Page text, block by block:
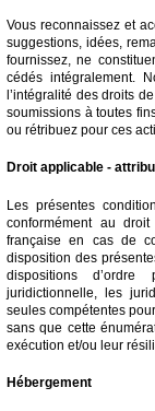
Vous reconnaissez et
suggestions, idées,
fournissez, ne
cédés intégralement.
l’intégralité des droits
soumissions à toutes
ou rétribuez pour ces
Droit applicable -
Les présentes
conformément au
française en cas de
disposition des
dispositions
juridictionnelle, les
seules compétentes
sans que cette
exécution et/ou leur
Hébergement